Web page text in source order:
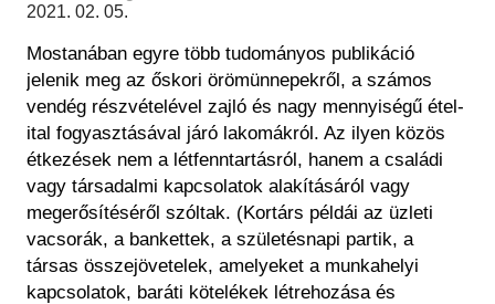
Régészet
Felnőttképzés
Közérdekű adatok
Történeti Fényképtár
Éremtár
Adattár
Központi Könyvtár
2021. 02. 05.
Mostanában egyre több tudományos publikáció
jelenik meg az őskori örömünnepekről, a számos
vendég részvételével zajló és nagy mennyiségű étel-
ital fogyasztásával járó lakomákról. Az ilyen közös
étkezések nem a létfenntartásról, hanem a családi
vagy társadalmi kapcsolatok alakításáról vagy
megerősítéséről szóltak. (Kortárs példái az üzleti
vacsorák, a bankettek, a születésnapi partik, a
társas összejövetelek, amelyeket a munkahelyi
kapcsolatok, baráti kötelékek létrehozása és